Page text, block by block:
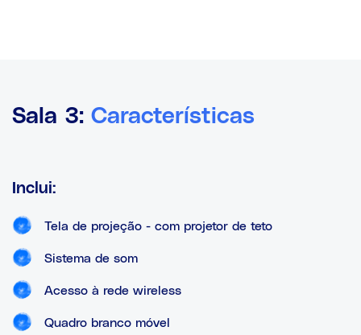
Sala 3: Características
Inclui:
Tela de projeção - com projetor de teto
Sistema de som
Acesso à rede wireless
Quadro branco móvel